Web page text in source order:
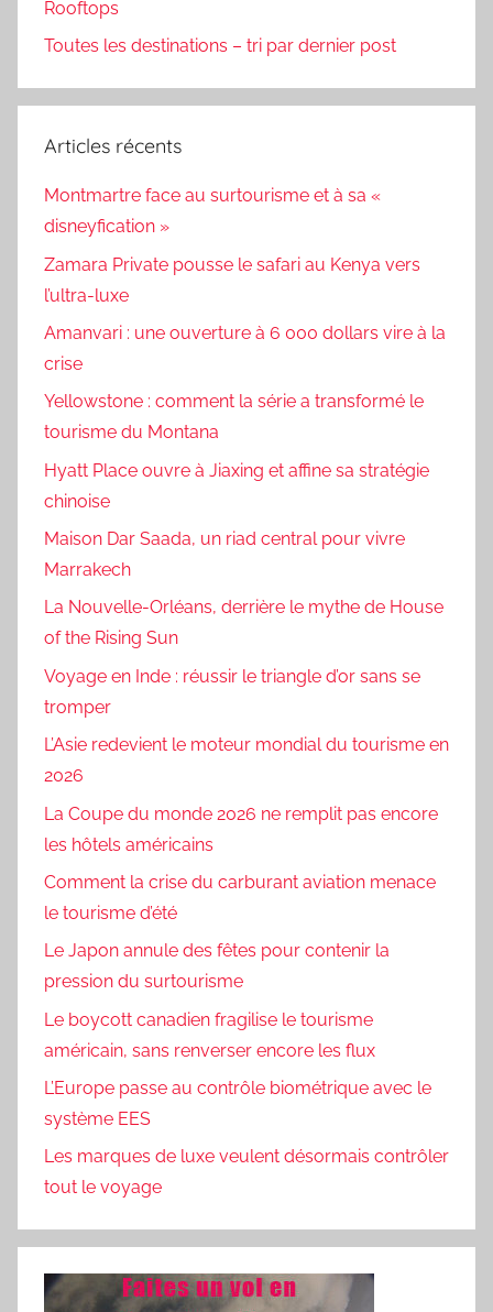
Rooftops
Toutes les destinations – tri par dernier post
Articles récents
Montmartre face au surtourisme et à sa «
disneyfication »
Zamara Private pousse le safari au Kenya vers
l’ultra-luxe
Amanvari : une ouverture à 6 000 dollars vire à la
crise
Yellowstone : comment la série a transformé le
tourisme du Montana
Hyatt Place ouvre à Jiaxing et affine sa stratégie
chinoise
Maison Dar Saada, un riad central pour vivre
Marrakech
La Nouvelle-Orléans, derrière le mythe de House
of the Rising Sun
Voyage en Inde : réussir le triangle d’or sans se
tromper
L’Asie redevient le moteur mondial du tourisme en
2026
La Coupe du monde 2026 ne remplit pas encore
les hôtels américains
Comment la crise du carburant aviation menace
le tourisme d’été
Le Japon annule des fêtes pour contenir la
pression du surtourisme
Le boycott canadien fragilise le tourisme
américain, sans renverser encore les flux
L’Europe passe au contrôle biométrique avec le
système EES
Les marques de luxe veulent désormais contrôler
tout le voyage